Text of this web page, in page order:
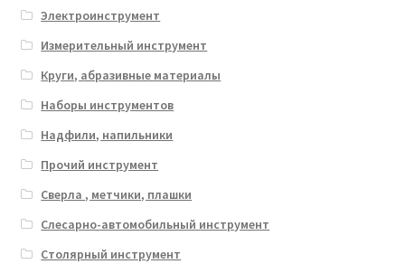
Электроинструмент
Измерительный инструмент
Круги, абразивные материалы
Наборы инструментов
Надфили, напильники
Прочий инструмент
Сверла , метчики, плашки
Слесарно-автомобильный инструмент
Столярный инструмент